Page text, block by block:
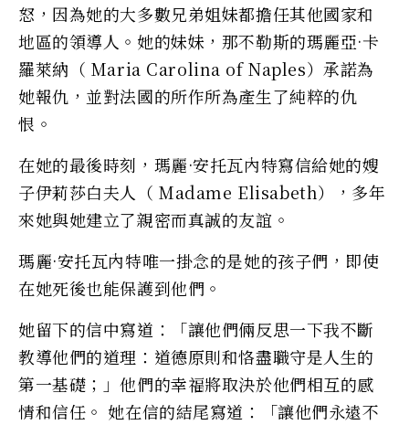
怒，因為她的大多數兄弟姐妹都擔任其他國家和
地區的領導人。她的妹妹，那不勒斯的瑪麗亞·卡
羅萊納（ Maria Carolina of Naples）承諾為
她報仇，並對法國的所作所為產生了純粹的仇
恨。
在她的最後時刻，瑪麗·安托瓦內特寫信給她的嫂
子伊莉莎白夫人（ Madame Elisabeth），多年
來她與她建立了親密而真誠的友誼。
瑪麗·安托瓦內特唯一掛念的是她的孩子們，即使
在她死後也能保護到他們。
她留下的信中寫道：「讓他們倆反思一下我不斷
教導他們的道理：道德原則和恪盡職守是人生的
第一基礎；」他們的幸福將取決於他們相互的感
情和信任。 她在信的結尾寫道：「讓他們永遠不